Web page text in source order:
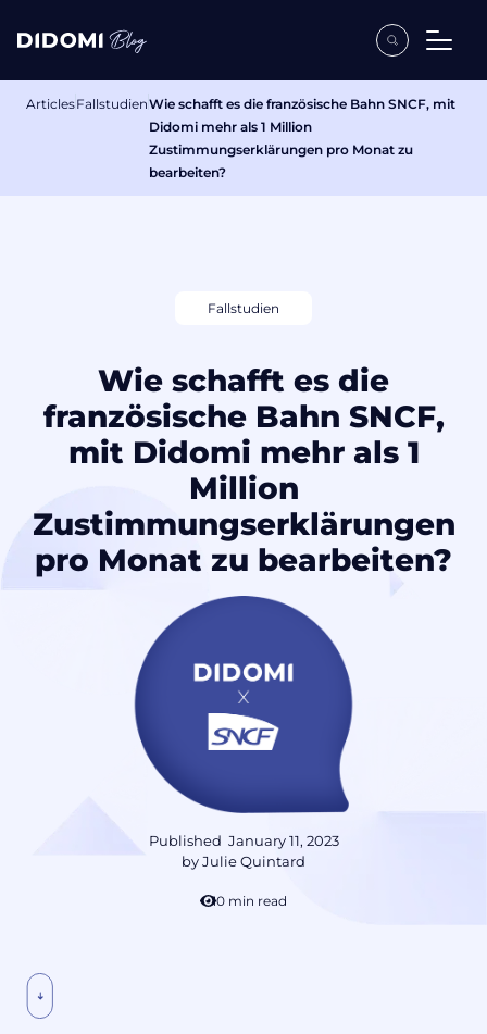
ArticlesFallstudienWie schafft es die französische Bahn SNCF, mit
Didomi mehr als 1 Million
Zustimmungserklärungen pro Monat zu
bearbeiten?
Fallstudien
Wie schafft es die
französische Bahn SNCF,
mit Didomi mehr als 1
Million
Zustimmungserklärungen
pro Monat zu bearbeiten?
Published January 11, 2023
byJulie Quintard
10 min read